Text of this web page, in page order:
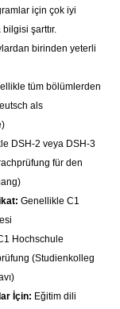
için çok iyi
şarttır.
birinden yeterli
tüm bölümlerden
als
DSH-2 veya DSH-3
für den
Genellikle C1
Hochschule
(Studienkolleg
İçin: Eğitim dili